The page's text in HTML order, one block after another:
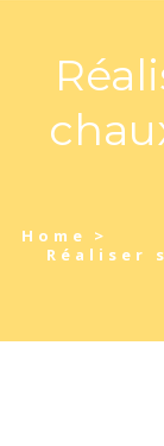
Home
>
Réaliser